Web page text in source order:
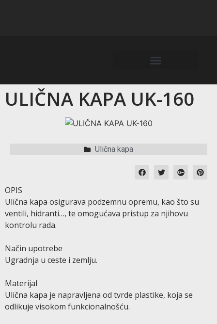
ULIČNA KAPA UK-160
Ulična kapa
OPIS
Ulična kapa osigurava podzemnu opremu, kao što su
ventili, hidranti…, te omogućava pristup za njihovu
kontrolu rada.
Način upotrebe
Ugradnja u ceste i zemlju.
Materijal
Ulična kapa je napravljena od tvrde plastike, koja se
odlikuje visokom funkcionalnošću.